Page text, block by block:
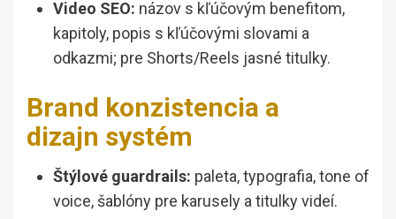
Video SEO: názov s kľúčovým benefitom,
kapitoly, popis s kľúčovými slovami a
odkazmi; pre Shorts/Reels jasné titulky.
Brand konzistencia a
dizajn systém
Štýlové guardrails: paleta, typografia, tone of
voice, šablóny pre karusely a titulky videí.